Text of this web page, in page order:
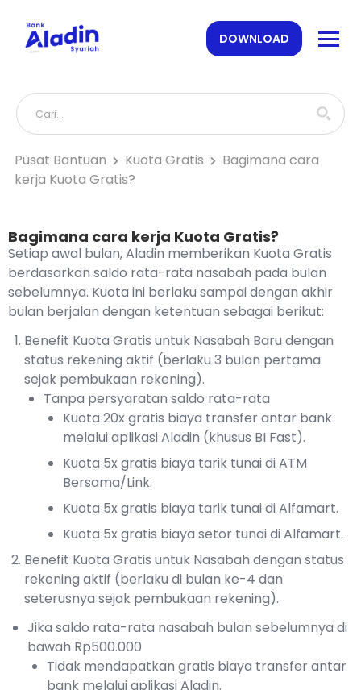
DOWNLOAD
Pusat Bantuan Kuota Gratis
Bagimana cara
kerja Kuota Gratis?
Bagimana cara kerja Kuota Gratis?
Setiap awal bulan, Aladin memberikan Kuota Gratis
berdasarkan saldo rata-rata nasabah pada bulan
sebelumnya. Kuota ini berlaku sampai dengan akhir
bulan berjalan dengan ketentuan sebagai berikut:
Benefit Kuota Gratis untuk Nasabah Baru dengan
status rekening aktif (berlaku 3 bulan pertama
sejak pembukaan rekening).
Tanpa persyaratan saldo rata-rata
Kuota 20x gratis biaya transfer antar bank
melalui aplikasi Aladin (khusus BI Fast).
Kuota 5x gratis biaya tarik tunai di ATM
Bersama/Link.
Kuota 5x gratis biaya tarik tunai di Alfamart.
Kuota 5x gratis biaya setor tunai di Alfamart.
Benefit Kuota Gratis untuk Nasabah dengan status
rekening aktif (berlaku di bulan ke-4 dan
seterusnya sejak pembukaan rekening).
Jika saldo rata-rata nasabah bulan sebelumnya di
bawah Rp500.000
Tidak mendapatkan gratis biaya transfer antar
bank melalui aplikasi Aladin.